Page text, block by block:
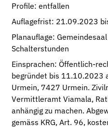
Profile: entfallen
Auflagefrist: 21.09.2023
Planauflage:
Schalterstunden
Einsprachen: Öffentlich-
begründet bis 11.10.2023
Urmein, 7427 Urmein.
Vermittleramt Viamala,
anhängig zu machen.
gemäss KRG, Art. 96,